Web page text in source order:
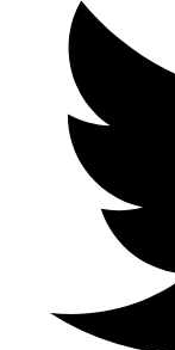
new
window